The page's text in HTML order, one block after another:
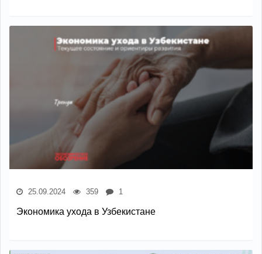
25.09.2024 359 1
Экономика ухода в Узбекистане